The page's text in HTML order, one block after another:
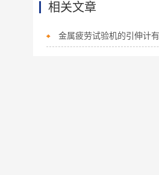
相关文章
金属疲劳试验机的引伸计